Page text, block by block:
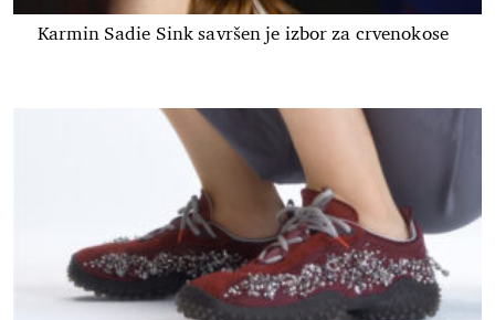
Karmin Sadie Sink savršen je izbor za crvenokose